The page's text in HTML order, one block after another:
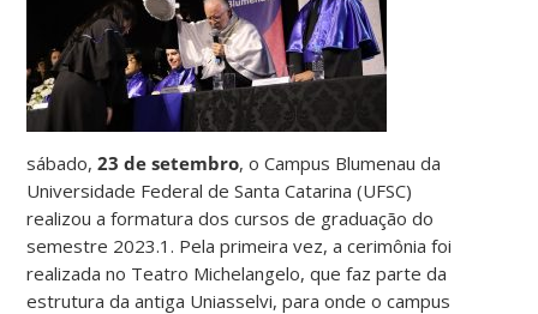
sábado,23 de setembro, o Campus Blumenau da
Universidade Federal de Santa Catarina (UFSC)
realizou a formatura dos cursos de graduação do
semestre 2023.1. Pela primeira vez, a cerimônia foi
realizada no Teatro Michelangelo, que faz parte da
estrutura da antiga Uniasselvi, para onde o campus